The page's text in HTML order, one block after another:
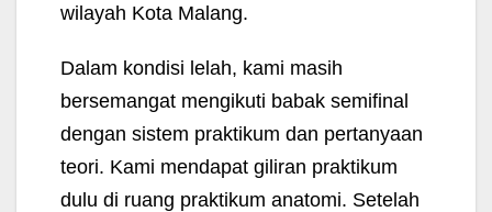
wilayah Kota Malang.
Dalam kondisi lelah, kami masih
bersemangat mengikuti babak semifinal
dengan sistem praktikum dan pertanyaan
teori. Kami mendapat giliran praktikum
dulu di ruang praktikum anatomi. Setelah